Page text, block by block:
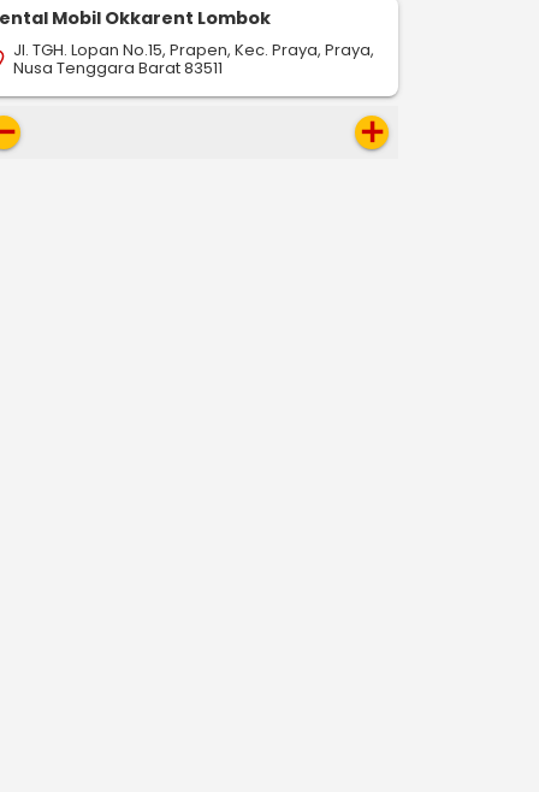
Mobil Okkarent Lombok
Jl. TGH. Lopan No.15, Prapen, Kec. Praya, Praya,
Nusa Tenggara Barat 83511
add